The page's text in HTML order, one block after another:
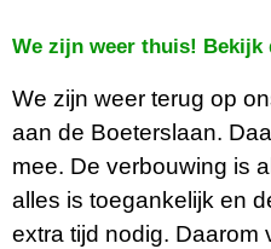
We zijn weer thuis! Bekijk
We zijn weer terug op
aan de Boeterslaan.
mee. De verbouwing is
alles is toegankelijk en
extra tijd nodig. Daarom